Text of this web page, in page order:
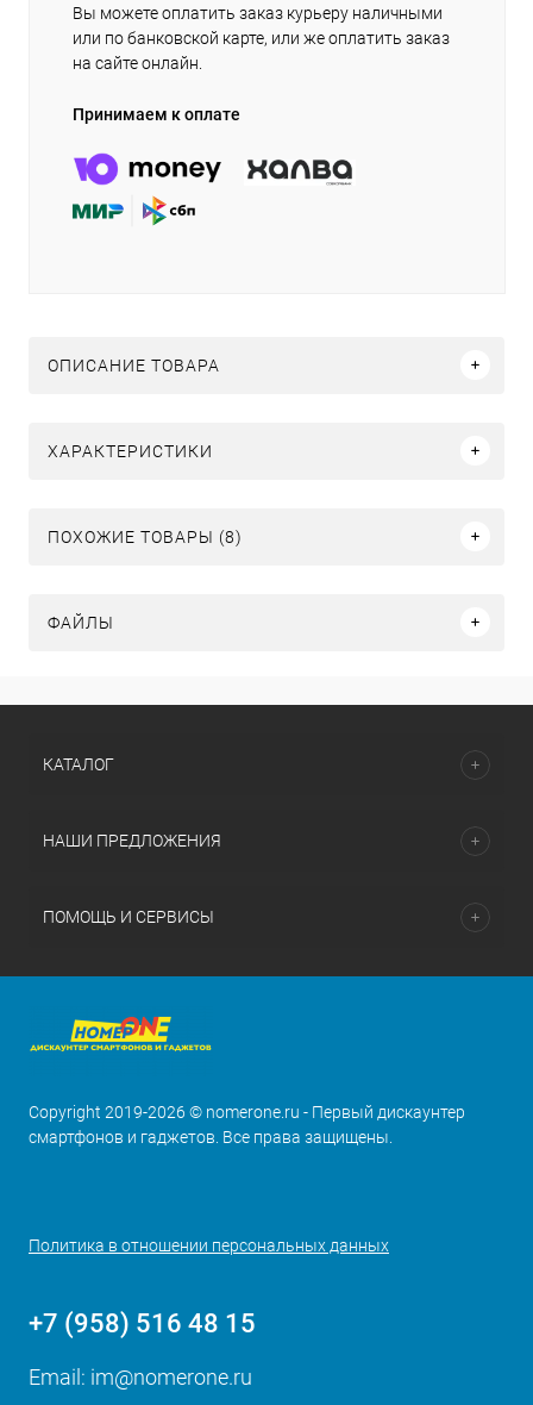
Вы можете оплатить заказ курьеру наличными
или по банковской карте, или же оплатить заказ
на сайте онлайн.
Принимаем к оплате
ОПИСАНИЕ ТОВАРА
ХАРАКТЕРИСТИКИ
ПОХОЖИЕ ТОВАРЫ (8)
ФАЙЛЫ
КАТАЛОГ
НАШИ ПРЕДЛОЖЕНИЯ
ПОМОЩЬ И СЕРВИСЫ
Copyright 2019-2026 © nomerone.ru - Первый дискаунтер
смартфонов и гаджетов. Все права защищены.
Политика в отношении персональных данных
+7 (958) 516 48 15
Email: im@nomerone.ru